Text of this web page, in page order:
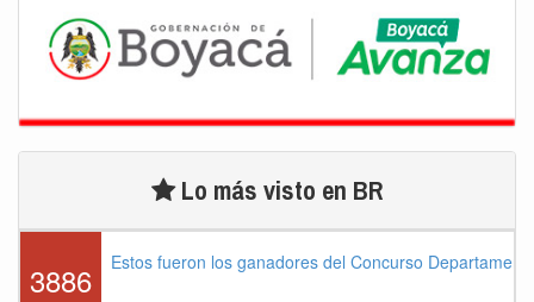
Lo más visto en BR
3886 Estos fueron los ganadores del Concurso